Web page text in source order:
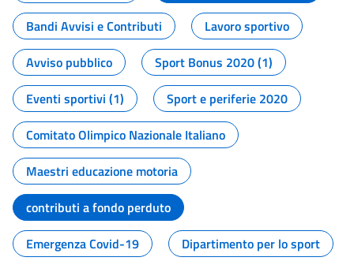
Bandi Avvisi e Contributi
Lavoro sportivo
Avviso pubblico
Sport Bonus 2020 (1)
Eventi sportivi (1)
Sport e periferie 2020
Comitato Olimpico Nazionale Italiano
Maestri educazione motoria
contributi a fondo perduto
Emergenza Covid-19
Dipartimento per lo sport